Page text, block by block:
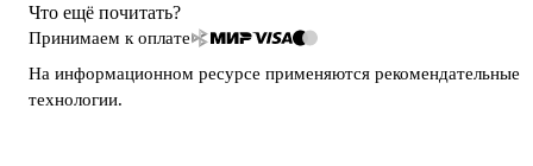
Что ещё почитать?
Принимаем к оплате
На информационном ресурсе применяются рекомендательные
технологии.